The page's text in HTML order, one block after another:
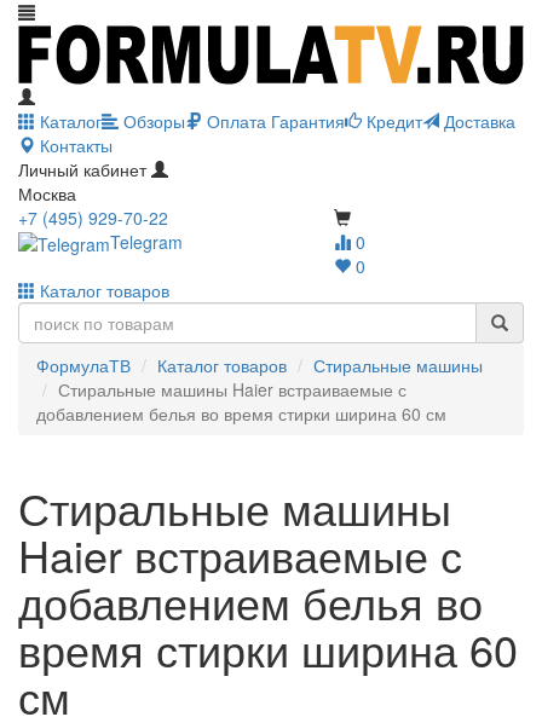
Каталог Обзоры Оплата Гарантия Кредит
Доставка
Контакты
Личный кабинет
Москва
0
0
+7 (495) 929-70-22
Telegram
Каталог товаров
ФормулаТВ Каталог товаров
Стиральные машины
Стиральные машины Haier встраиваемые с
добавлением белья во время стирки ширина 60 см
Стиральные машины
Haier встраиваемые с
добавлением белья во
время стирки ширина 60
см